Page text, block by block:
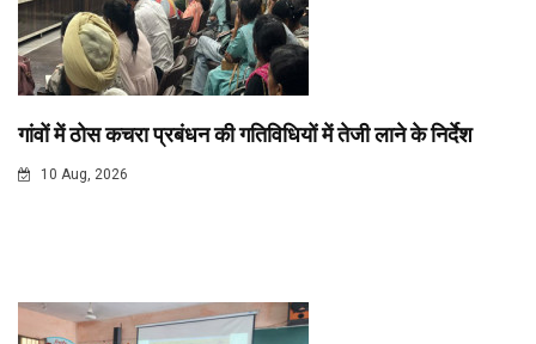
गांवों में ठोस कचरा प्रबंधन की गतिविधियों में तेजी लाने के निर्देश
10 Aug, 2026